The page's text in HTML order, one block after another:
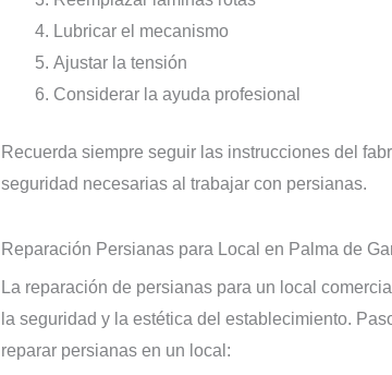
Lubricar el mecanismo
Ajustar la tensión
Considerar la ayuda profesional
Recuerda siempre seguir las instrucciones del
seguridad necesarias al trabajar con persianas.
Reparación Persianas para Local en Palma de
La reparación de persianas para un local
la seguridad y la estética del establecimiento.
reparar persianas en un local: